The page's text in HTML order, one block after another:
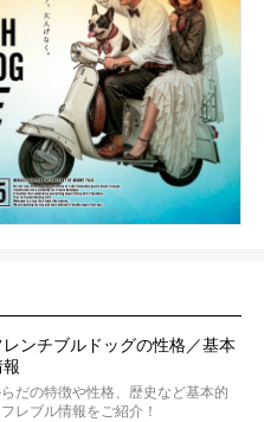
レンチブルドッグの性格／基本
だの特徴や性格、歴史など基本的
レブル情報をご紹介！